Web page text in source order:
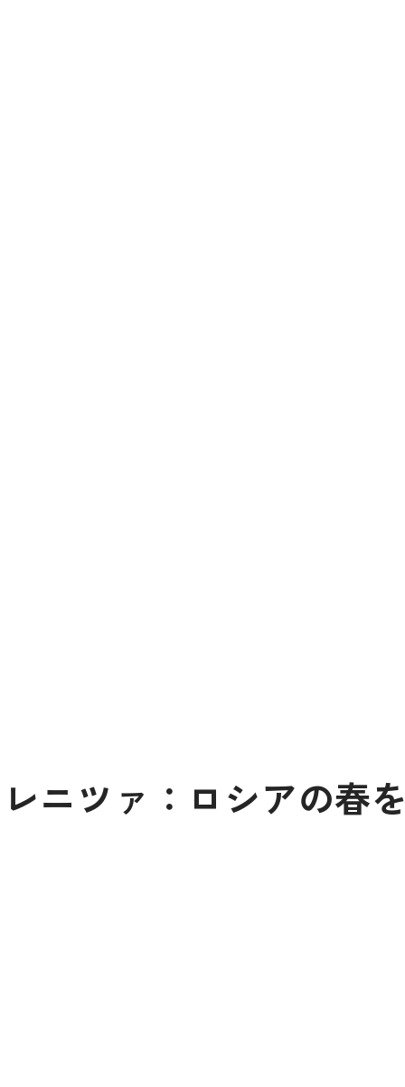
ニツァ：ロシアの春を